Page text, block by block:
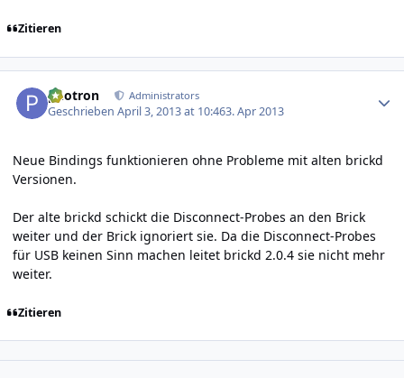
Zitieren
photron Administrators
GeschriebenApril 3, 2013 at 10:463. Apr 2013
Neue Bindings funktionieren ohne Probleme mit alten brickd
Versionen.
Der alte brickd schickt die Disconnect-Probes an den Brick
weiter und der Brick ignoriert sie. Da die Disconnect-Probes
für USB keinen Sinn machen leitet brickd 2.0.4 sie nicht mehr
weiter.
Zitieren